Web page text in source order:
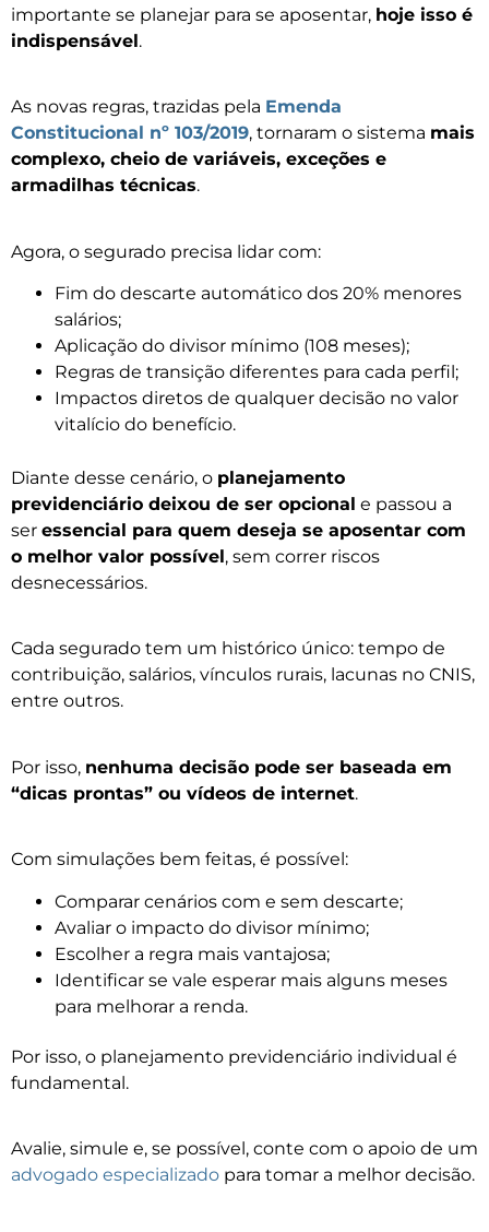
importante se planejar para se aposentar, hoje isso é
indispensável.
As novas regras, trazidas pela Emenda
Constitucional nº 103/2019, tornaram o sistema mais
complexo, cheio de variáveis, exceções e
armadilhas técnicas.
Agora, o segurado precisa lidar com:
Fim do descarte automático dos 20% menores
salários;
Aplicação do divisor mínimo (108 meses);
Regras de transição diferentes para cada perfil;
Impactos diretos de qualquer decisão no valor
vitalício do benefício.
Diante desse cenário, o planejamento
previdenciário deixou de ser opcional e passou a
ser essencial para quem deseja se aposentar com
o melhor valor possível, sem correr riscos
desnecessários.
Cada segurado tem um histórico único: tempo de
contribuição, salários, vínculos rurais, lacunas no CNIS,
entre outros.
Por isso, nenhuma decisão pode ser baseada em
“dicas prontas” ou vídeos de internet.
Com simulações bem feitas, é possível:
Comparar cenários com e sem descarte;
Avaliar o impacto do divisor mínimo;
Escolher a regra mais vantajosa;
Identificar se vale esperar mais alguns meses
para melhorar a renda.
Por isso, o planejamento previdenciário individual é
fundamental.
Avalie, simule e, se possível, conte com o apoio de um
advogado especializado para tomar a melhor decisão.